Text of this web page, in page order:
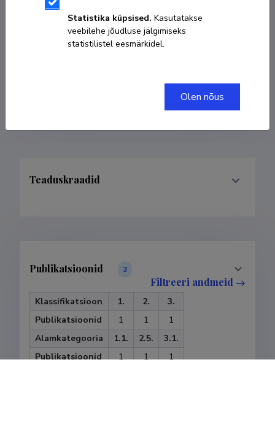
Sünniaeg 10. november 1989
KOPEERI LINK
Teaduskraadid
Publikatsioonid 3
Filtreeri andmeid
Klassifikatsioon 1. 2.
3.
Publikatsioonid
1 1
1
Alamkategooria
1.1. 2.5.
3.1.
Publikatsioonid
1 1 1
Statistika küpsised. Kasutatakse
veebilehe jõudluse jälgimiseks
statistilistel eesmärkidel.
Olen nõus